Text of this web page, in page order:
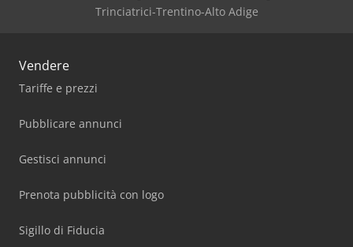
Trinciatrici-Trentino-Alto Adige
Vendere
Tariffe e prezzi
Pubblicare annunci
Gestisci annunci
Prenota pubblicità con logo
Sigillo di Fiducia